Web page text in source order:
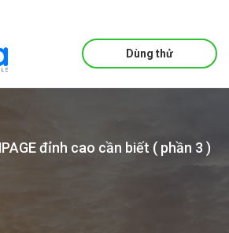
Dùng thử
đỉnh cao cần biết ( phần 3 )